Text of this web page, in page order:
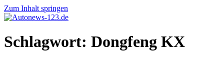
Zum Inhalt springen
Autonews-
123.de
Autonews
mit
Schlagwort: Dongfeng KX